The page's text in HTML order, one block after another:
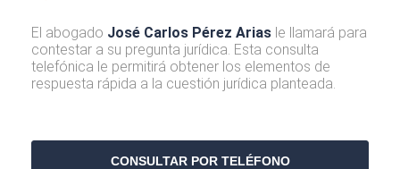
El abogado José Carlos Pérez Arias le llamará para
contestar a su pregunta jurídica. Esta consulta
telefónica le permitirá obtener los elementos de
respuesta rápida a la cuestión jurídica planteada.
CONSULTAR POR TELÉFONO